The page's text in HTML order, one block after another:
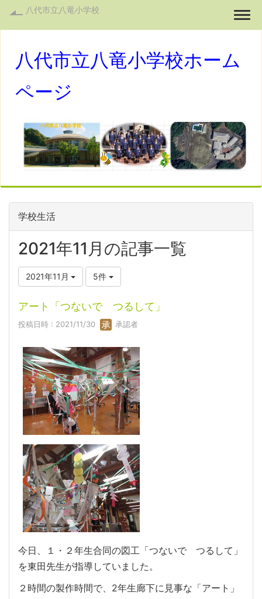
八代市立八竜小学校
八代市立八竜小学校ホーム
ページ
学校生活
2021年11月の記事一覧
2021年11月 5件
アート「つないで つるして」
投稿日時 : 2021/11/30 承認者
今日、１・２年生合同の図工「つないで つるして」
を東田先生が指導していました。
２時間の製作時間で、2年生廊下に見事な「アート」